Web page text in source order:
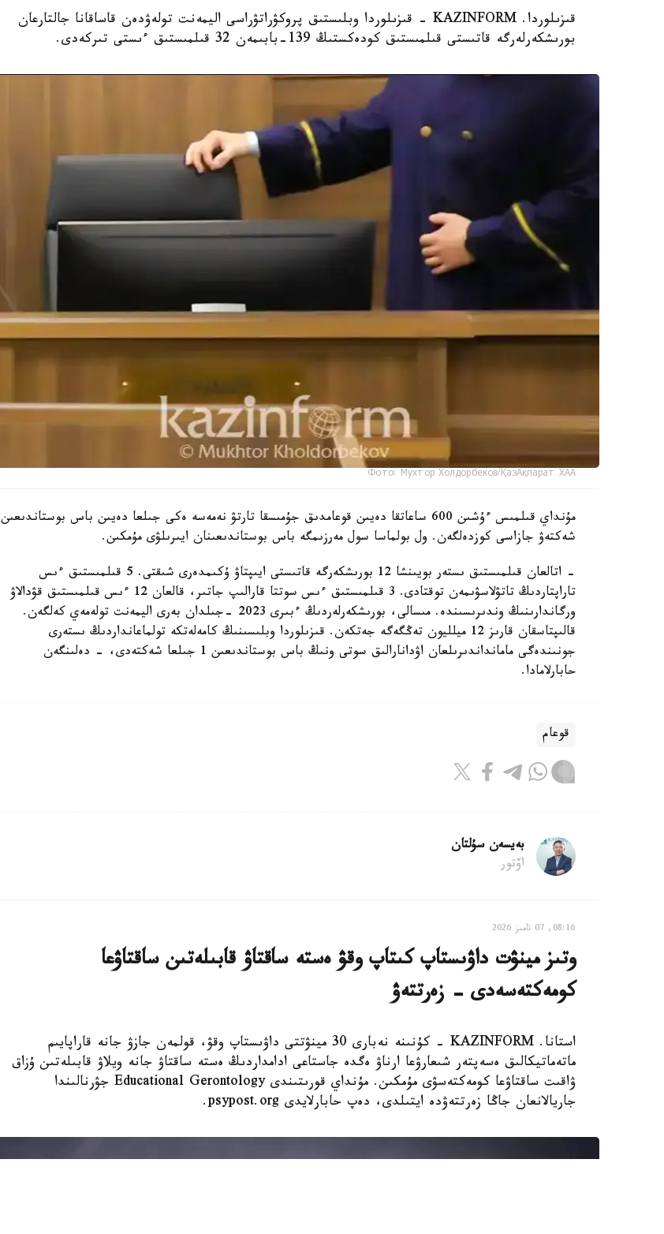
قىزىلوردا. KAZINFORM - قىزىلوردا وبلىستىق پروكۋراتۋراسى اليمەنت تولەۋدەن قاساقانا جالتارعان
بورىشكەرلەرگە قاتىستى قىلمىستىق كودەكستىڭ 139-بابىمەن 32 قىلمىستىق ءىستى تىركەدى.
Фото: Мухтор Холдорбеков/ҚазАқпарат ХАА
مۇنداي قىلمىس ءۇشىن 600 ساعاتقا دەيىن قوعامدىق جۇمىسقا تارتۋ نەمەسە ەكى جىلعا دەيىن باس بوستاندىعىن
شەكتەۋ جازاسى كوزدەلگەن. ول بولماسا سول مەرزىمگە باس بوستاندىعىنان ايىرىلۋى مۇمكىن.
- اتالعان قىلمىستىق ىستەر بويىنشا 12 بورىشكەرگە قاتىستى ايىپتاۋ ۇكىمدەرى شىقتى. 5 قىلمىستىق ءىس
تاراپتاردىڭ تاتۋلاسۋىمەن توقتادى. 3 قىلمىستىق ءىس سوتتا قارالىپ جاتىر، قالعان 12 ءىس قىلمىستىق قۋدالاۋ
ورگاندارىنىڭ وندىرىسىندە. مىسالى، بورىشكەرلەردىڭ ءبىرى 2023 -جىلدان بەرى اليمەنت تولەمەي كەلگەن.
قالىپتاسقان قارىز 12 ميلليون تەڭگەگە جەتكەن. قىزىلوردا وبلىسىنىڭ كامەلەتكە تولماعانداردىڭ ىستەرى
جونىندەگى مامانداندىرىلعان اۋدانارالىق سوتى ونىڭ باس بوستاندىعىن 1 جىلعا شەكتەدى، - دەلىنگەن
حابارلامادا.
قوعام
بەيسەن سۇلتان
اۆتور
08:16, 07 تامىز 2026
وتىز مينۋت داۋىستاپ كىتاپ وقۋ ەستە ساقتاۋ قابىلەتىن ساقتاۋعا
كومەكتەسەدى - زەرتتەۋ
استانا. KAZINFORM - كۇنىنە نەبارى 30 مينۋتتى داۋىستاپ وقۋ، قولمەن جازۋ جانە قاراپايىم
ماتەماتيكالىق ەسەپتەر شىعارۋعا ارناۋ ەگدە جاستاعى ادامداردىڭ ەستە ساقتاۋ جانە ويلاۋ قابىلەتىن ۇزاق
ۋاقىت ساقتاۋعا كومەكتەسۋى مۇمكىن. مۇنداي قورىتىندى Educational Gerontology جۋرنالىندا
جاريالانعان جاڭا زەرتتەۋدە ايتىلدى، دەپ حابارلايدى psypost.org.